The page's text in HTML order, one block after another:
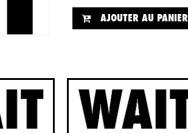
AJOUTER AU PANIER